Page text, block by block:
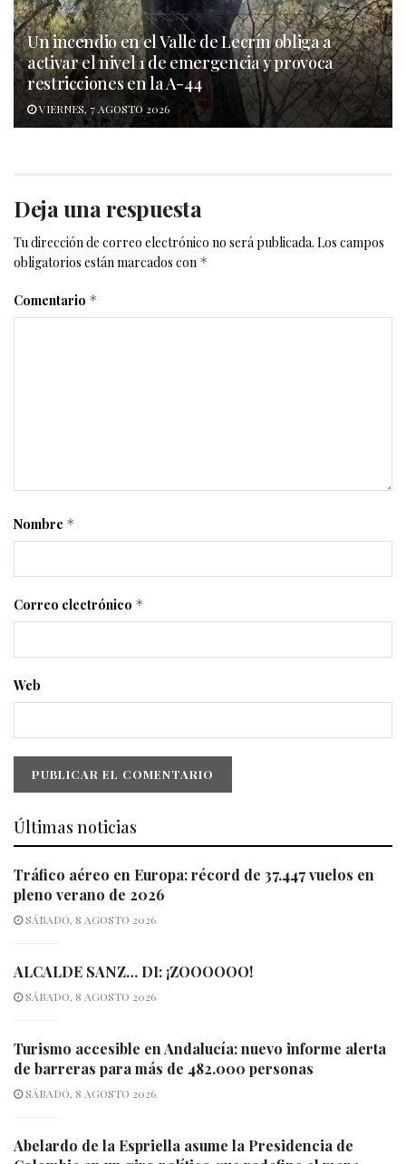
Un incendio en el Valle de Lecrín obliga a
activar el nivel 1 de emergencia y provoca
restricciones en la A-44
VIERNES, 7 AGOSTO 2026
Deja una respuesta
Tu dirección de correo electrónico no será publicada. Los campos
obligatorios están marcados con *
Comentario *
Nombre *
Correo electrónico *
Web
Últimas noticias
Tráfico aéreo en Europa: récord de 37.447 vuelos en
pleno verano de 2026
SÁBADO, 8 AGOSTO 2026
ALCALDE SANZ… DI: ¡ZOOOOOO!
SÁBADO, 8 AGOSTO 2026
Turismo accesible en Andalucía: nuevo informe alerta
de barreras para más de 482.000 personas
SÁBADO, 8 AGOSTO 2026
Abelardo de la Espriella asume la Presidencia de